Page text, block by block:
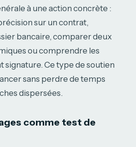
à une action concrète :
sur un contrat,
bancaire, comparer deux
ou comprendre les
signature. Ce type de soutien
sans perdre de temps
dispersées.
comme test de